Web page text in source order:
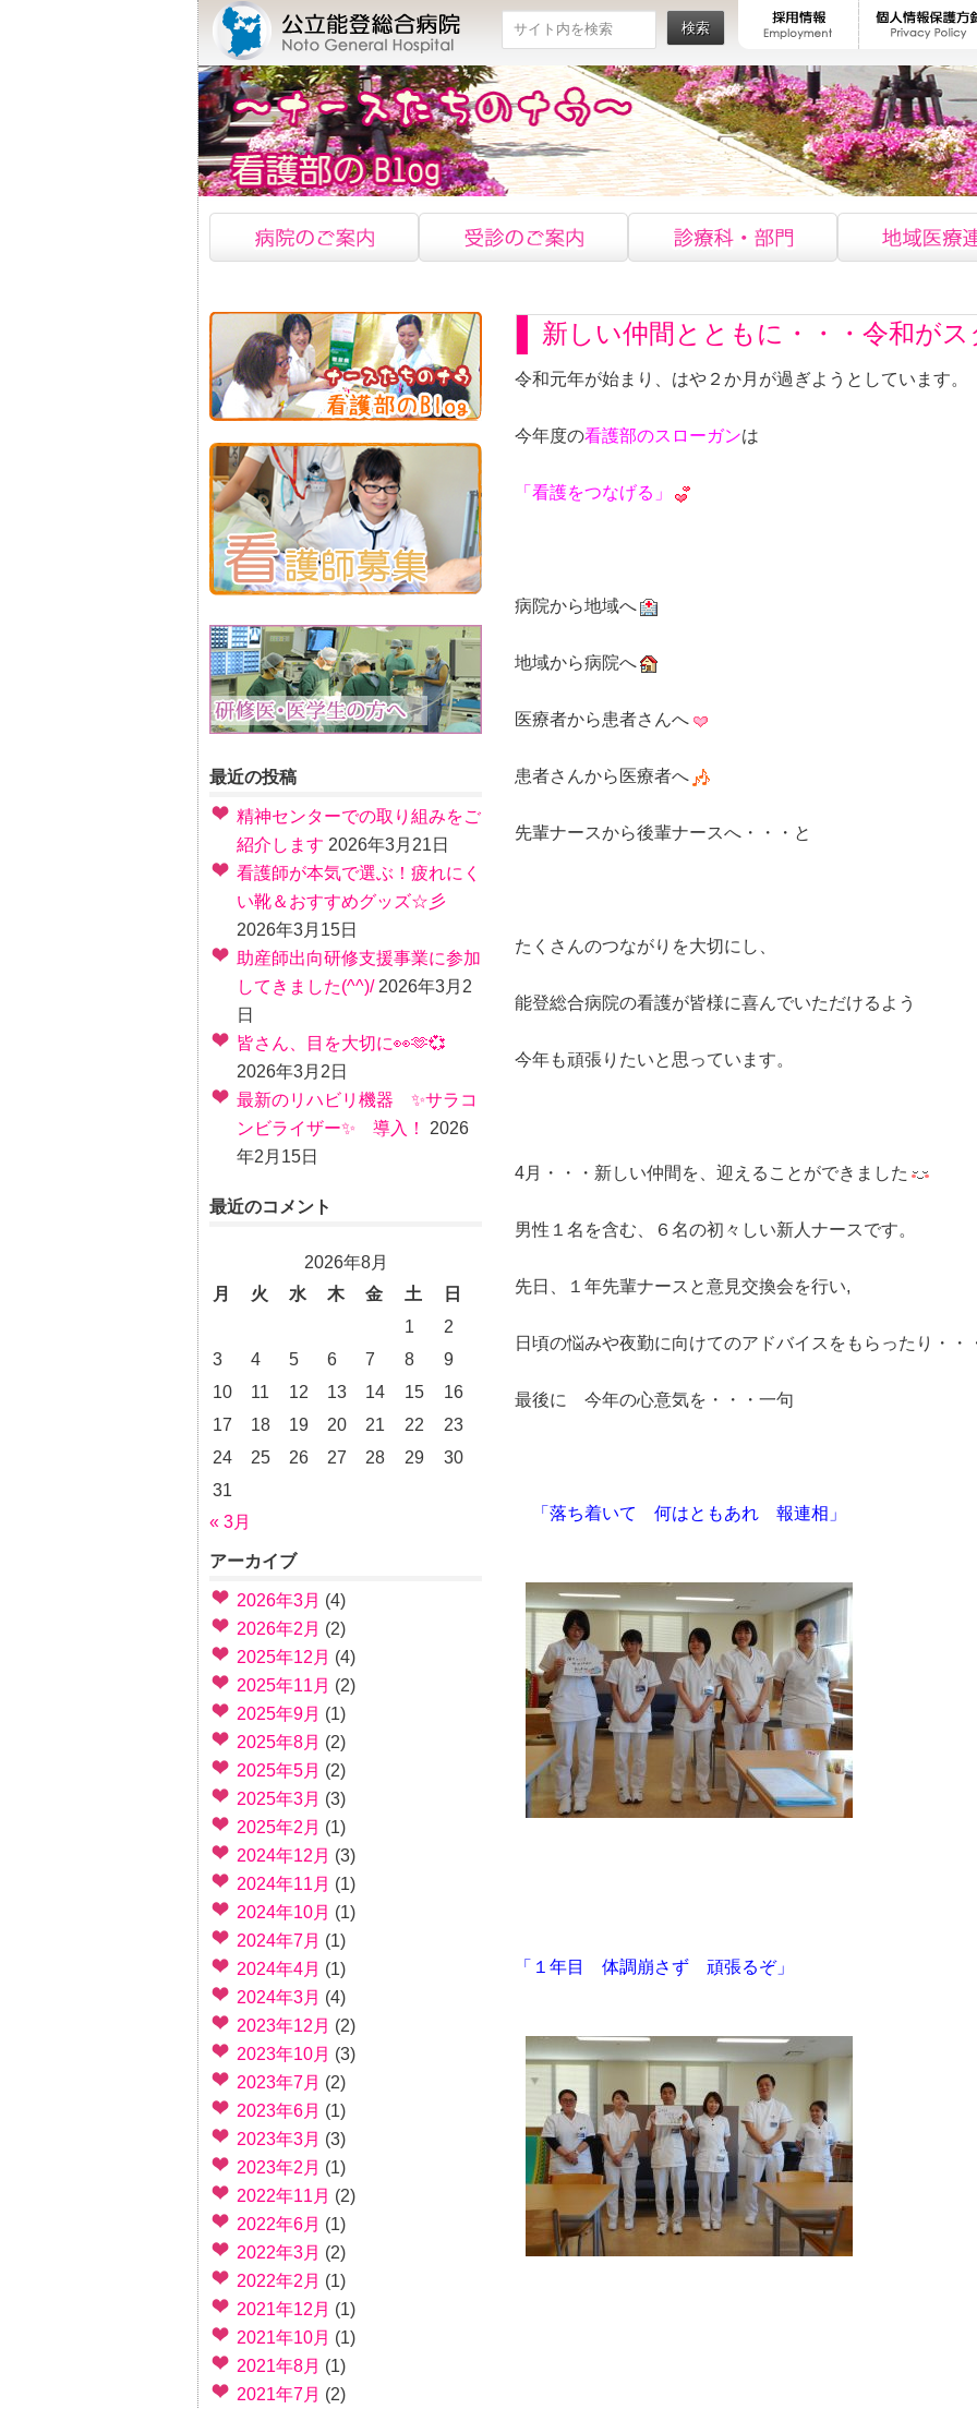
検索
新しい仲間とともに・・・令和が
令和元年が始まり、はや２か月が過ぎようとしています。
今年度の看護部のスローガンは
「看護をつなげる」
病院から地域へ
地域から病院へ
医療者から患者さんへ
患者さんから医療者へ
先輩ナースから後輩ナースへ・・・と
たくさんのつながりを大切にし、
能登総合病院の看護が皆様に喜んでいただけるよう
今年も頑張りたいと思っています。
4月・・・新しい仲間を、迎えることができました
男性１名を含む、６名の初々しい新人ナースです。
先日、１年先輩ナースと意見交換会を行い,
日頃の悩みや夜勤に向けてのアドバイスをもらったり・・
最後に 今年の心意気を・・・一句
「落ち着いて 何はともあれ 報連相」
「１年目 体調崩さず 頑張るぞ」
最近の投稿
精神センターでの取り組みをご
紹介します 2026年3月21日
看護師が本気で選ぶ！疲れにく
い靴＆おすすめグッズ☆彡
2026年3月15日
助産師出向研修支援事業に参加
してきました(^^)/ 2026年3月2
日
皆さん、目を大切に👀🫶💞
2026年3月2日
最新のリハビリ機器 ✨サラコ
ンビライザー✨ 導入！
2026
年2月15日
最近のコメント
2026年8月
月
火 水 木 金 土
日
1
2
3
4 5 6 7 8
9
10
11 12 13 14 15
16
17
18 19 20 21 22
23
24
25 26 27 28 29
30
31
« 3月
アーカイブ
2026年3月 (4)
2026年2月 (2)
2025年12月 (4)
2025年11月 (2)
2025年9月 (1)
2025年8月 (2)
2025年5月 (2)
2025年3月 (3)
2025年2月 (1)
2024年12月 (3)
2024年11月 (1)
2024年10月 (1)
2024年7月 (1)
2024年4月 (1)
2024年3月 (4)
2023年12月 (2)
2023年10月 (3)
2023年7月 (2)
2023年6月 (1)
2023年3月 (3)
2023年2月 (1)
2022年11月 (2)
2022年6月 (1)
2022年3月 (2)
2022年2月 (1)
2021年12月 (1)
2021年10月 (1)
2021年8月 (1)
2021年7月 (2)